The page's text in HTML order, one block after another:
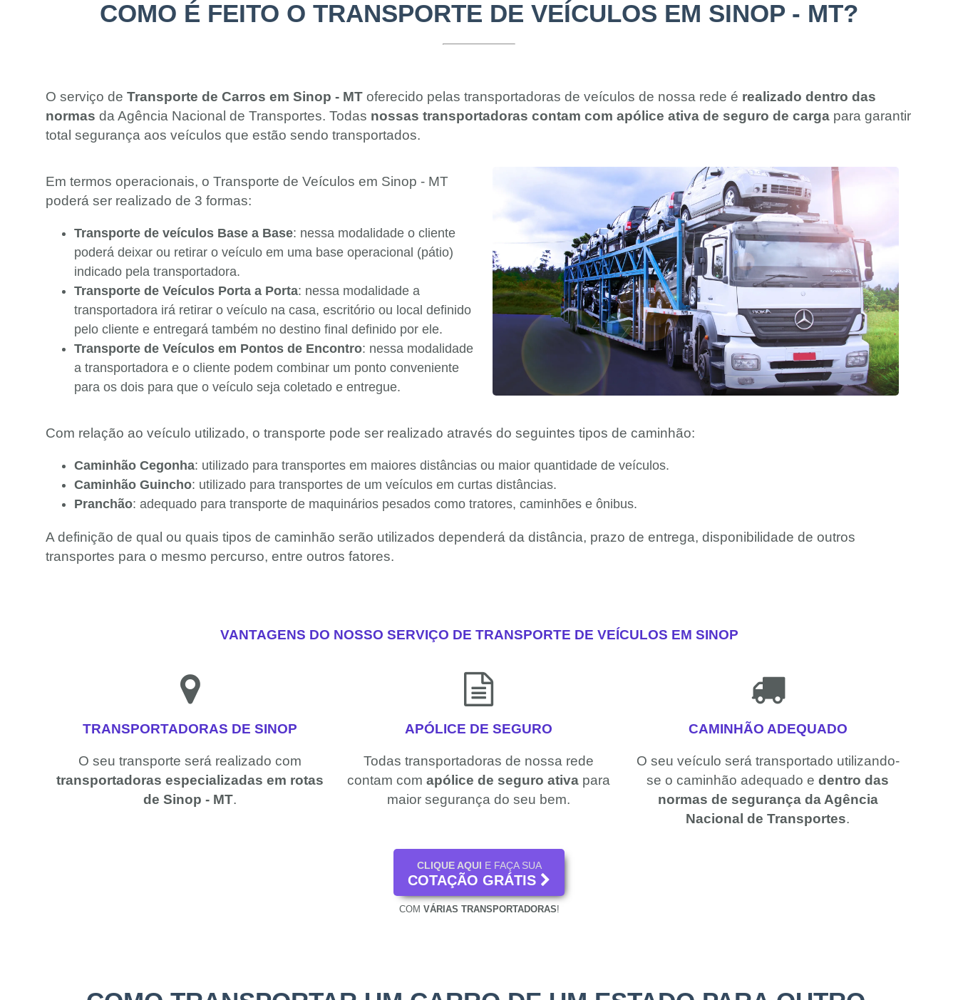
COMO É FEITO O TRANSPORTE DE VEÍCULOS EM SINOP - MT?
O serviço de Transporte de Carros em Sinop - MT oferecido pelas transportadoras de veículos de nossa rede é realizado dentro das
normas da Agência Nacional de Transportes. Todas nossas transportadoras contam com apólice ativa de seguro de carga para garantir
total segurança aos veículos que estão sendo transportados.
Em termos operacionais, o Transporte de Veículos em Sinop - MT
poderá ser realizado de 3 formas:
Transporte de veículos Base a Base: nessa modalidade o cliente
poderá deixar ou retirar o veículo em uma base operacional (pátio)
indicado pela transportadora.
Transporte de Veículos Porta a Porta: nessa modalidade a
transportadora irá retirar o veículo na casa, escritório ou local definido
pelo cliente e entregará também no destino final definido por ele.
Transporte de Veículos em Pontos de Encontro: nessa modalidade
a transportadora e o cliente podem combinar um ponto conveniente
para os dois para que o veículo seja coletado e entregue.
Com relação ao veículo utilizado, o transporte pode ser realizado através do seguintes tipos de caminhão:
Caminhão Cegonha: utilizado para transportes em maiores distâncias ou maior quantidade de veículos.
Caminhão Guincho: utilizado para transportes de um veículos em curtas distâncias.
Pranchão: adequado para transporte de maquinários pesados como tratores, caminhões e ônibus.
A definição de qual ou quais tipos de caminhão serão utilizados dependerá da distância, prazo de entrega, disponibilidade de outros
transportes para o mesmo percurso, entre outros fatores.
VANTAGENS DO NOSSO SERVIÇO DE TRANSPORTE DE VEÍCULOS EM SINOP
TRANSPORTADORAS DE SINOP
O seu transporte será realizado com
transportadoras especializadas em rotas
de Sinop - MT.
APÓLICE DE SEGURO
Todas transportadoras de nossa rede
contam comapólice de seguro ativa para
maior segurança do seu bem.
CAMINHÃO ADEQUADO
O seu veículo será transportado utilizando-
se o caminhão adequado edentro das
normas de segurança da Agência
Nacional de Transportes.
CLIQUE AQUI E FAÇA SUA
COTAÇÃO GRÁTIS
COM VÁRIAS TRANSPORTADORAS!